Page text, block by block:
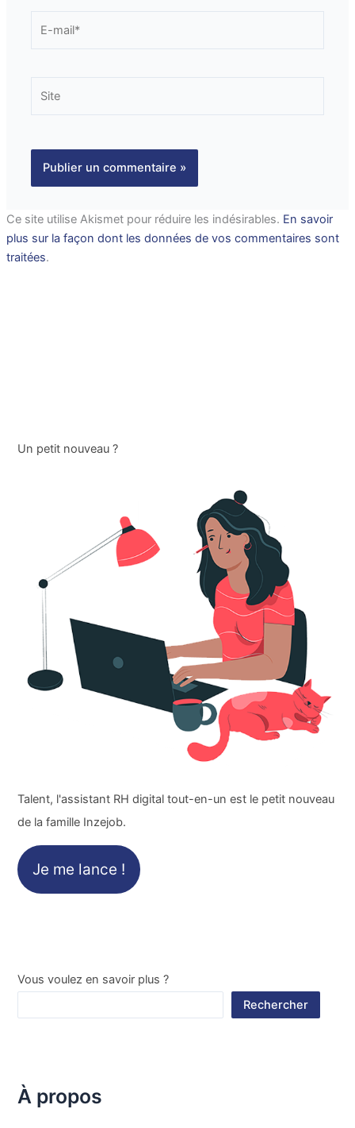
mail*
Ce site utilise Akismet pour réduire les indésirables. En savoir
plus sur la façon dont les données de vos commentaires sont
traitées.
Un petit nouveau ?
Talent, l'assistant RH digital tout-en-un est le petit nouveau
de la famille Inzejob.
Je me lance !
Vous voulez en savoir plus ?
Rechercher
À propos